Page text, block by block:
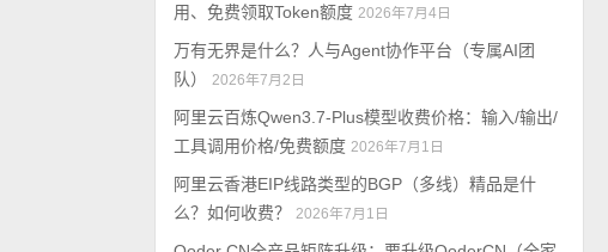
用、免费领取Token额度 2026年7月4日
万有无界是什么？人与Agent协作平台（专属AI团
队）
2026年7月2日
阿里云百炼Qwen3.7-Plus模型收费价格：输入/输出/
工具调用价格/免费额度 2026年7月1日
阿里云香港EIP线路类型的BGP（多线）精品是什
么？如何收费？
2026年7月1日